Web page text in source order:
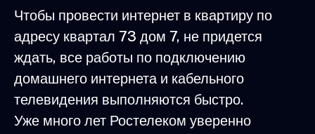
Чтобы провести интернет в квартиру по
адресу квартал 73 дом 7, не придется
ждать, все работы по подключению
домашнего интернета и кабельного
телевидения выполняются быстро.
Уже много лет Ростелеком уверенно